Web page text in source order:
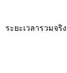
ระยะเวลารวมจริง